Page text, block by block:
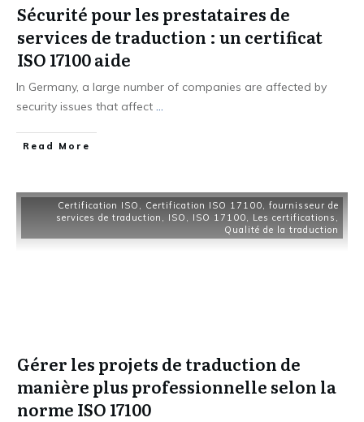
Sécurité pour les prestataires de
services de traduction : un certificat
ISO 17100 aide
In Germany, a large number of companies are affected by
security issues that affect ...
Read More
Certification ISO , Certification ISO 17100, fournisseur de
services de traduction , ISO , ISO 17100, Les certifications ,
Qualité de la traduction
Gérer les projets de traduction de
manière plus professionnelle selon la
norme ISO 17100